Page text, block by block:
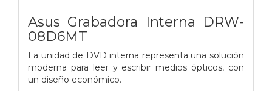
Asus Grabadora Interna DRW-
08D6MT
La unidad de DVD interna representa una solución
moderna para leer y escribir medios ópticos, con
un diseño económico.